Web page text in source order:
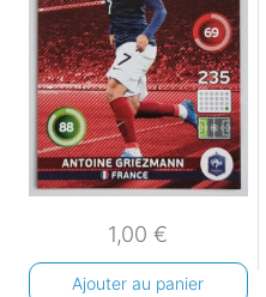
1,00€
Ajouter au panier